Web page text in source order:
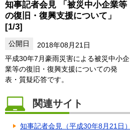
知事記者会見 「被災中小企業等
の復旧・復興支援について」
[1/3]
2018年08月21日
平成30年7月豪雨災害による被災中小企
業等の復旧・復興支援についての発
表・質疑応答です。
関連サイト
知事記者会見（平成30年8月21日）